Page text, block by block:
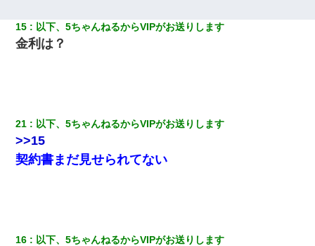
15 以下、5ちゃんねるからVIPがお送りします
金利は？
21 以下、5ちゃんねるからVIPがお送りします
>>15
契約書まだ見せられてない
16 以下、5ちゃんねるからVIPがお送りします